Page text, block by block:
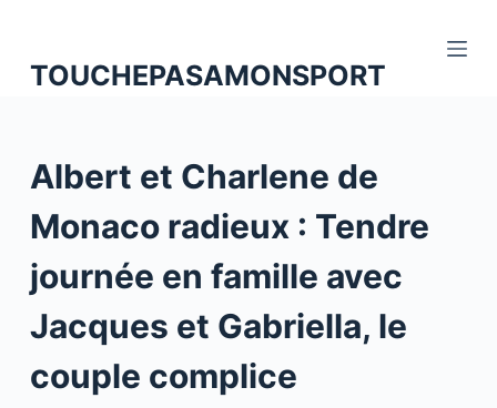
o
e
TOUCHEPASAMONSPORT
Albert et Charlene de
Monaco radieux : Tendre
journée en famille avec
Jacques et Gabriella, le
couple complice